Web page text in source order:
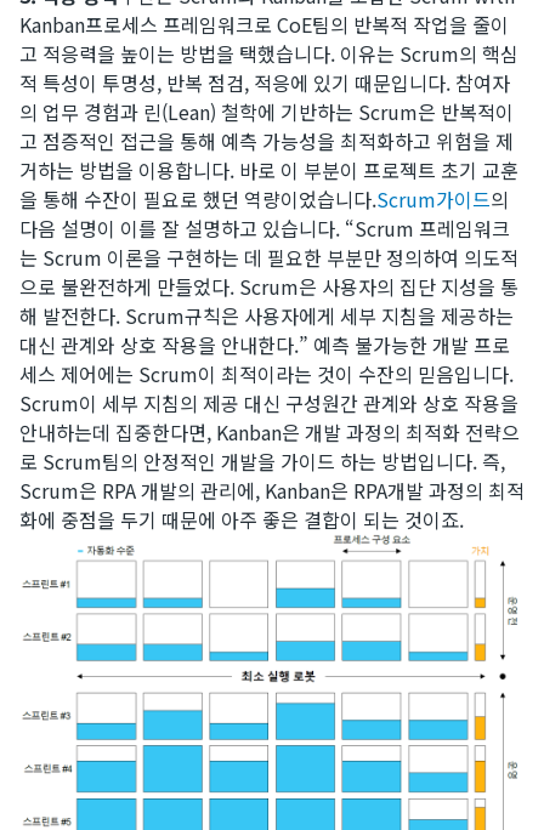
Kanban프로세스 프레임워크로 CoE팀의 반복적 작업을 줄이
고 적응력을 높이는 방법을 택했습니다. 이유는 Scrum의 핵심
적 특성이 투명성, 반복 점검, 적응에 있기 때문입니다. 참여자
의 업무 경험과 린(Lean) 철학에 기반하는 Scrum은 반복적이
고 점증적인 접근을 통해 예측 가능성을 최적화하고 위험을 제
거하는 방법을 이용합니다. 바로 이 부분이 프로젝트 초기 교훈
을 통해 수잔이 필요로 했던 역량이었습니다.​Scrum가이드의
다음 설명이 이를 잘 설명하고 있습니다. “Scrum 프레임워크
는 Scrum 이론을 구현하는 데 필요한 부분만 정의하여 의도적
으로 불완전하게 만들었다. Scrum은 사용자의 집단 지성을 통
해 발전한다. Scrum규칙은 사용자에게 세부 지침을 제공하는
대신 관계와 상호 작용을 안내한다.” 예측 불가능한 개발 프로
세스 제어에는 Scrum이 최적이라는 것이 수잔의 믿음입니다.​
Scrum이 세부 지침의 제공 대신 구성원간 관계와 상호 작용을
안내하는데 집중한다면, Kanban은 개발 과정의 최적화 전략으
로 Scrum팀의 안정적인 개발을 가이드 하는 방법입니다. 즉,
Scrum은 RPA 개발의 관리에, Kanban은 RPA개발 과정의 최적
화에 중점을 두기 때문에 아주 좋은 결합이 되는 것이죠.